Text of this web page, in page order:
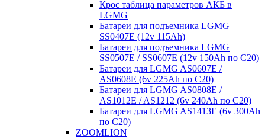
Крос таблица параметров АКБ в
LGMG
Батареи для подъемника LGMG
SS0407E (12v 115Ah)
Батареи для подъемника LGMG
SS0507E / SS0607E (12v 150Ah по С20)
Батареи для LGMG AS0607E /
AS0608E (6v 225Ah по С20)
Батареи для LGMG AS0808E /
AS1012E / AS1212 (6v 240Ah по С20)
Батареи для LGMG AS1413E (6v 300Ah
по С20)
ZOOMLION